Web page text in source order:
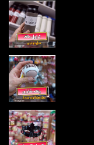
تومان420,000